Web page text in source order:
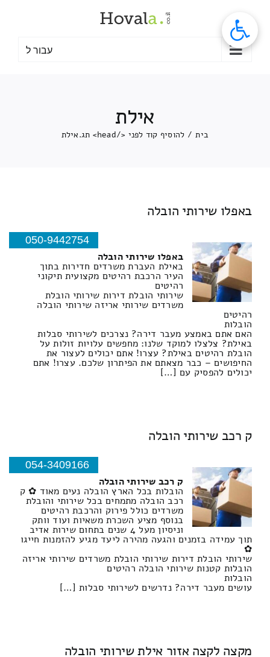
עבור ל
אילת
בית / להוסיף קוד לפני </head> תג. אילת
באפלו שירותי הובלה
050-9442754
באפלו שירותי הובלה
באילת העברת משרדים חדירות בתוך
העיר הרכבת רהיטים מקצועית תיקוני
רהיטים
שירותי הובלת דירות שירותי הובלת
משרדים שירותי אריזה שירותי הובלה
רהיטים
הובלות
האם אתם באמצע מעבר דירה? נצרכים לשירותי סבלות
באילת? צלצלו למוקד שלנו: מחפשים עלויות זולות על
הובלת רהיטים באילת? עצרו! אתם יכולים לעצור את
החיפושים – כבר מצאתם את הפיתרון שלכם. עצרו! אתם
יכולים להפסיק עם […]
ק רכב שירותי הובלה
054-3409166
ק רכב שירותי הובלה
הובלות בכל הארץ הובלה נעים מאוד ✿ ק
רכב הובלה מתמחים בכל שירותי והובלת
משרדים כולל פירוק והרכבת רהיטים
בנוסף מציע השכרת משאיות ועוד וותק
וניסיון מעל 4 שנים בתחום שירות אדיב
תוך עמידה בזמנים והגעה מהירה ליעד מגיע להזמנות חייגו
✿
שירותי הובלת דירות שירותי הובלת משרדים שירותי אריזה
הובלות קטנות שירותי הובלה רהיטים
הובלות
עושים מעבר דירה? נדרשים לשירותי סבלות […]
מקצה לקצה אזור אילת שירותי הובלה